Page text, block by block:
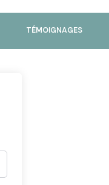
TÉMOIGNAGES